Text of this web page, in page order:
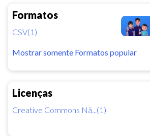
Formatos
CSV(1)
Mostrar somente Formatos popular
Licenças
Creative Commons Nã...(1)